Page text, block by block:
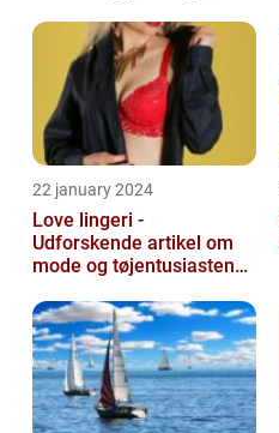
22 january 2024
Love lingeri -
Udforskende artikel om
mode og tøjentusiastens